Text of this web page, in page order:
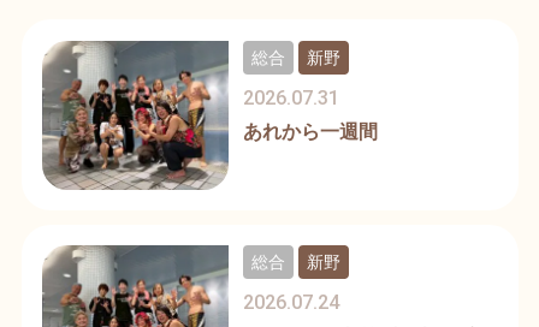
あれから一週間
2026.07.31
総合 新野
2026.07.24
総合 新野